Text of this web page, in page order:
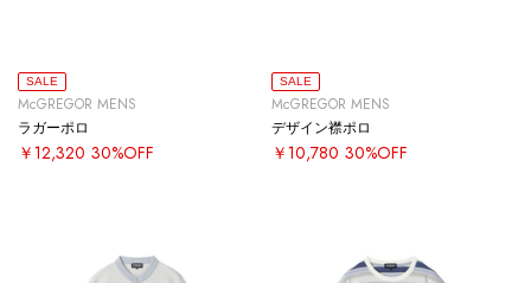
SALE
McGREGOR MENS
ラガーポロ
￥12,320 30%OFF
SALE
McGREGOR MENS
デザイン襟ポロ
￥10,780 30%OFF